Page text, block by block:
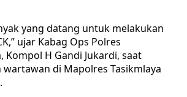
yang datang untuk melakukan
ujar Kabag Ops Polres
Kompol H Gandi Jukardi, saat
di Mapolres Tasikmlaya